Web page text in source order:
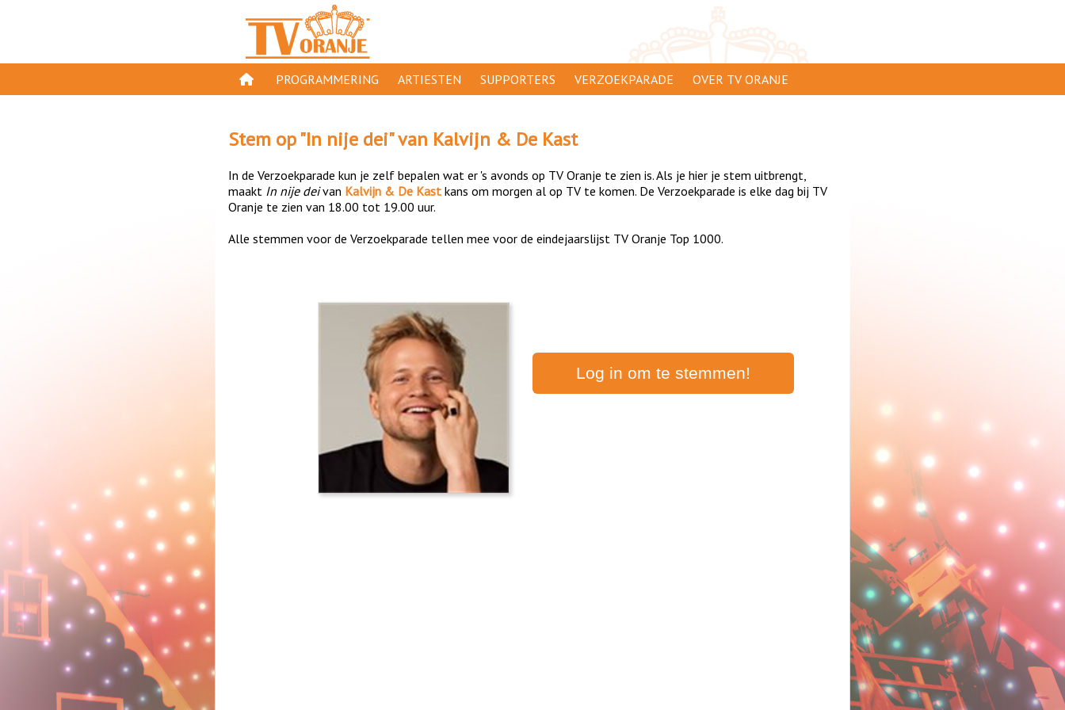
PROGRAMMERING
GESPEELD OP TV ORANJE
ORANJE KROON
TV ORANJE TOP 1000
11 VAN ORANJE
ARTIESTEN SUPPORTERS
AANMELDEN
VERZOEKPARADE OVER TV ORANJE
ADVERTEREN
PRIVACY
Stem op "In nije dei" van Kalvijn & De Kast
In de Verzoekparade kun je zelf bepalen wat er 's avonds op TV Oranje te zien is. Als je hier je stem uitbrengt,
maakt In nije deivan Kalvijn & De Kast kans om morgen al op TV te komen. De Verzoekparade is elke dag bij TV
Oranje te zien van 18.00 tot 19.00 uur.
Alle stemmen voor de Verzoekparade tellen mee voor de eindejaarslijst TV Oranje Top 1000.
Log in om te stemmen!